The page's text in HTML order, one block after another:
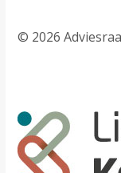
© 2026